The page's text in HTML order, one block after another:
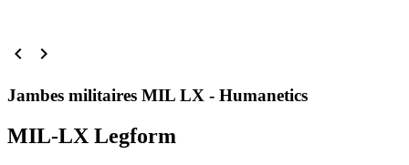
 
Jambes militaires MIL LX - Humanetics
MIL-LX Legform